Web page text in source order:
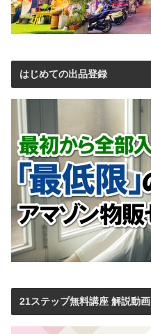
はじめての出品登録
21ステップ無料講座 解説動画